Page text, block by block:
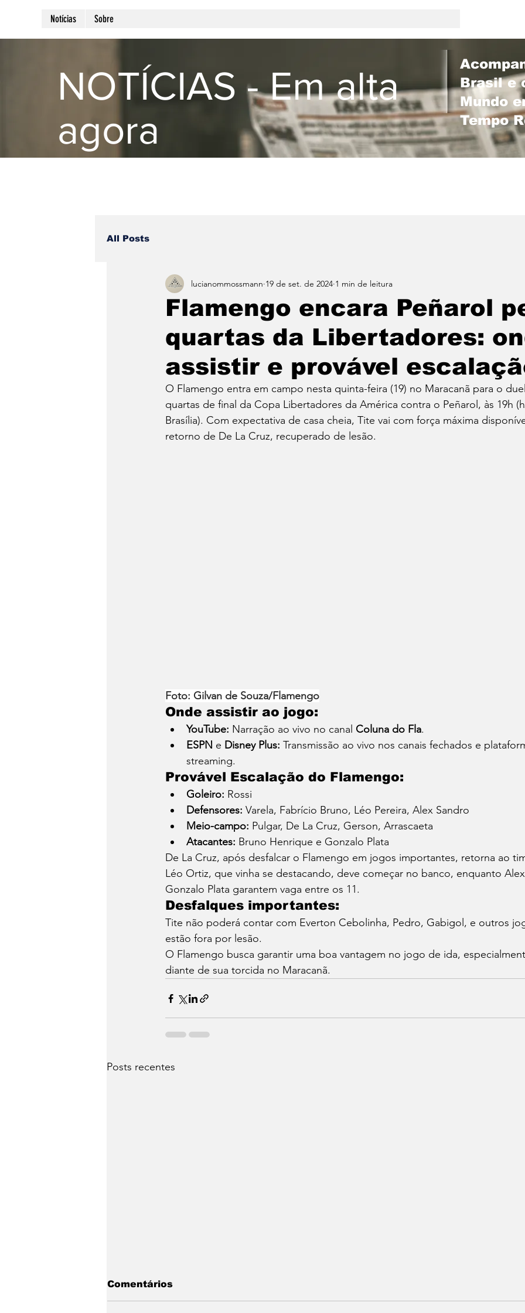
Notícias Sobre
NOTÍCIAS - Em alta
agora
Brasil e
Mundo
Tempo
All Posts
Flamengo encara Peñarol
quartas da Libertadores:
assistir e provável
lucianommossmann 19 de set. de 2024 1 min de leitura
O Flamengo entra em campo nesta quinta-feira (19) no Maracanã para o
quartas de final da Copa Libertadores da América contra o Peñarol, às 19h
Brasília). Com expectativa de casa cheia, Tite vai com força máxima
retorno de De La Cruz, recuperado de lesão.
Foto: Gilvan de Souza/Flamengo
Onde assistir ao jogo:
YouTube: Narração ao vivo no canal Coluna do Fla.
ESPN e Disney Plus: Transmissão ao vivo nos canais fechados e
streaming.
Provável Escalação do Flamengo:
Goleiro: Rossi
Defensores: Varela, Fabrício Bruno, Léo Pereira, Alex Sandro
Meio-campo: Pulgar, De La Cruz, Gerson, Arrascaeta
Atacantes: Bruno Henrique e Gonzalo Plata
De La Cruz, após desfalcar o Flamengo em jogos importantes, retorna ao
Léo Ortiz, que vinha se destacando, deve começar no banco, enquanto
Gonzalo Plata garantem vaga entre os 11.
Desfalques importantes:
Tite não poderá contar com Everton Cebolinha, Pedro, Gabigol, e outros
estão fora por lesão.
O Flamengo busca garantir uma boa vantagem no jogo de ida,
diante de sua torcida no Maracanã.
Posts recentes
Comentários